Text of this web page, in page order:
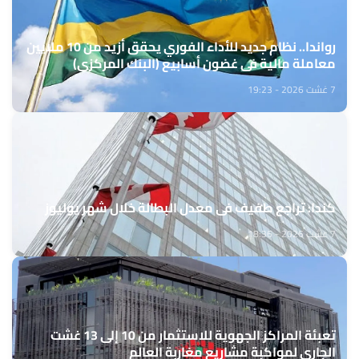
رواندا.. نظام جديد للأداء الفوري يحقق أزيد من 10 ملايين
معاملة مالية في غضون أسابيع (البنك المركزي)
7 غشت 2026 - 19:23
كندا: تراجع طفيف في معدل البطالة خلال شهر يوليوز
7 غشت 2026 - 18:36
تعبئة المراكز الجهوية للاستثمار من 10 إلى 13 غشت
الجاري لمواكبة مشاريع مغاربة العالم